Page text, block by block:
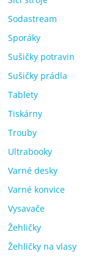
Sodastream
Sporáky
Sušičky potravin
Sušičky prádla
Tablety
Tiskárny
Trouby
Ultrabooky
Varné desky
Varné konvice
Vysavače
Žehličky
Žehličky na vlasy